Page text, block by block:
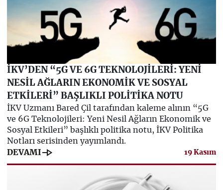
İKV’DEN “5G VE 6G TEKNOLOJİLERİ: YENİ
NESİL AĞLARIN EKONOMİK VE SOSYAL
ETKİLERİ” BAŞLIKLI POLİTİKA NOTU
İKV Uzmanı Bared Çil tarafından kaleme alının “5G
ve 6G Teknolojileri: Yeni Nesil Ağların Ekonomik ve
Sosyal Etkileri” başlıklı politika notu, İKV Politika
Notları serisinden yayımlandı.
DEVAMI line_end_arrow 19 Kasım